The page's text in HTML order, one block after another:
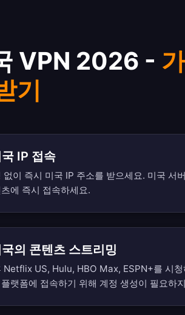
VPN 2026 -
기
IP 접속
없이 즉시 미국 IP 주소를 받으세요. 미국 서
에 즉시 접속하세요.
의 콘텐츠 스트리밍
Netflix US, Hulu, HBO Max, ESPN+를 시청
랫폼에 접속하기 위해 계정 생성이 필요하